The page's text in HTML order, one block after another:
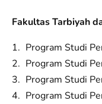
Fakultas Tarbiyah
Program Studi
Program Studi
Program Studi
Program Studi